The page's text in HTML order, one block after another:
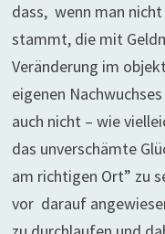
dass, wenn man
stammt, die mit
Veränderung im
eigenen
auch nicht – wie
das unverschämte
am richtigen Ort” zu
vor darauf